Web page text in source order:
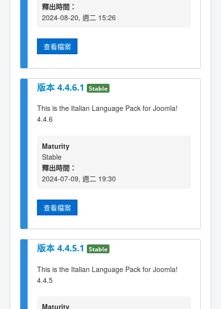
釋出時間：
2024-08-20, 週二 15:26
查看檔案
版本 4.4.6.1 Stable
This is the Italian Language Pack for Joomla!
4.4.6
Maturity
Stable
釋出時間：
2024-07-09, 週二 19:30
查看檔案
版本 4.4.5.1 Stable
This is the Italian Language Pack for Joomla!
4.4.5
Maturity